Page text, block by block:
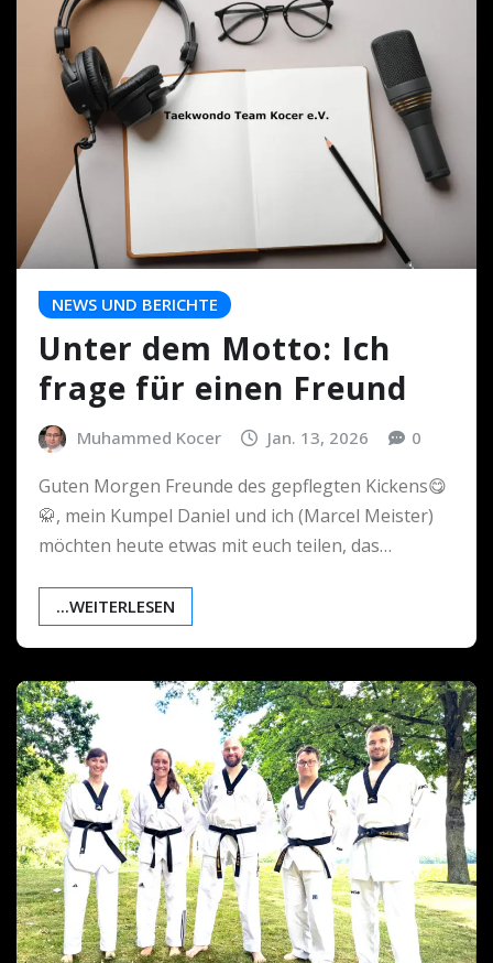
NEWS UND BERICHTE
Unter dem Motto: Ich
frage für einen Freund
Muhammed Kocer Jan. 13, 2026 0
Guten Morgen Freunde des gepflegten Kickens😋
🥋, mein Kumpel Daniel und ich (Marcel Meister)
möchten heute etwas mit euch teilen, das…
...WEITERLESEN